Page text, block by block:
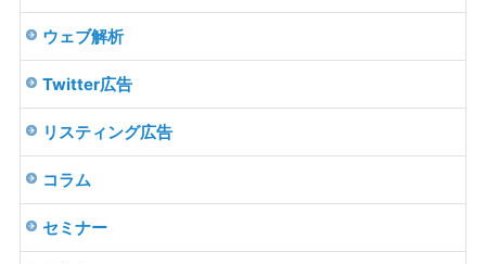
ウェブ解析
Twitter広告
リスティング広告
コラム
セミナー